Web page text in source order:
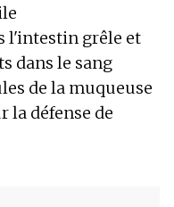
l'intestin grêle et
dans le sang
de la muqueuse
la défense de